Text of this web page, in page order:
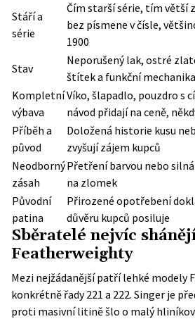
Stáří a
série
Čím starší série, tím větší
bez písmene v čísle,
1900
Stav
Neporušený lak, ostré
štítek a funkční
Kompletní
výbava
Víko, šlapadlo, pouzdro s
návod přidají na ceně,
Příběh a
původ
Doložená historie kusu
zvyšují zájem kupců
Neodborný
zásah
Přetření barvou nebo
na zlomek
Původní
patina
Přirozené opotřebení
důvěru kupců posiluje
Sběratelé nejvíc
Featherweighty
Mezi nejžádanější patří lehké modely
konkrétně řady 221 a 222. Singer je
proti masivní litině šlo o malý